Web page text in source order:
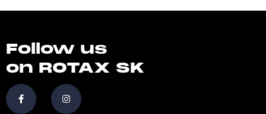
Follow us
on ROTAX SK